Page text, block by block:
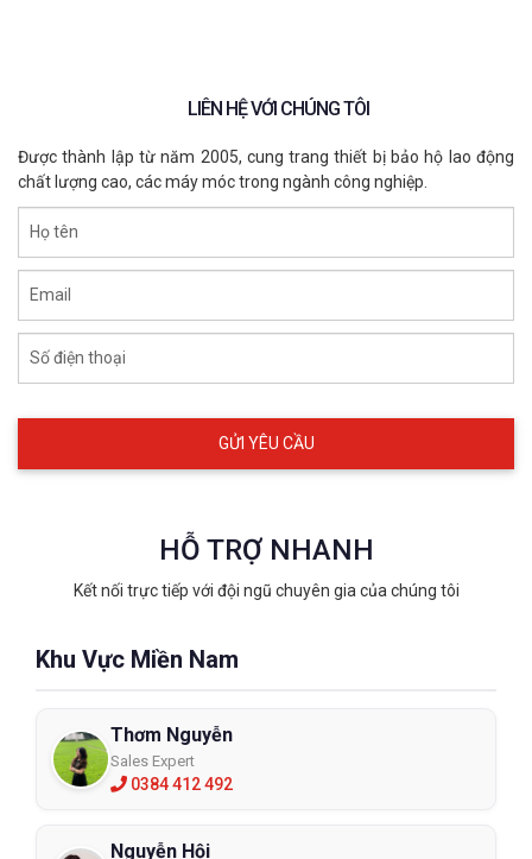
LIÊN HỆ VỚI CHÚNG TÔI
Được thành lập từ năm 2005, cung trang thiết bị bảo hộ lao động
chất lượng cao, các máy móc trong ngành công nghiệp.
Họ tên
Email
Số điện thoại
HỖ TRỢ NHANH
Kết nối trực tiếp với đội ngũ chuyên gia của chúng tôi
Khu Vực Miền Nam
Thơm Nguyễn
Sales Expert
0384 412 492
Nguyễn Hội